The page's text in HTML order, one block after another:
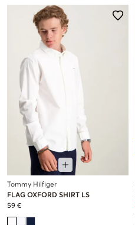
Tommy Hilfiger
FLAG OXFORD SHIRT LS
59 €